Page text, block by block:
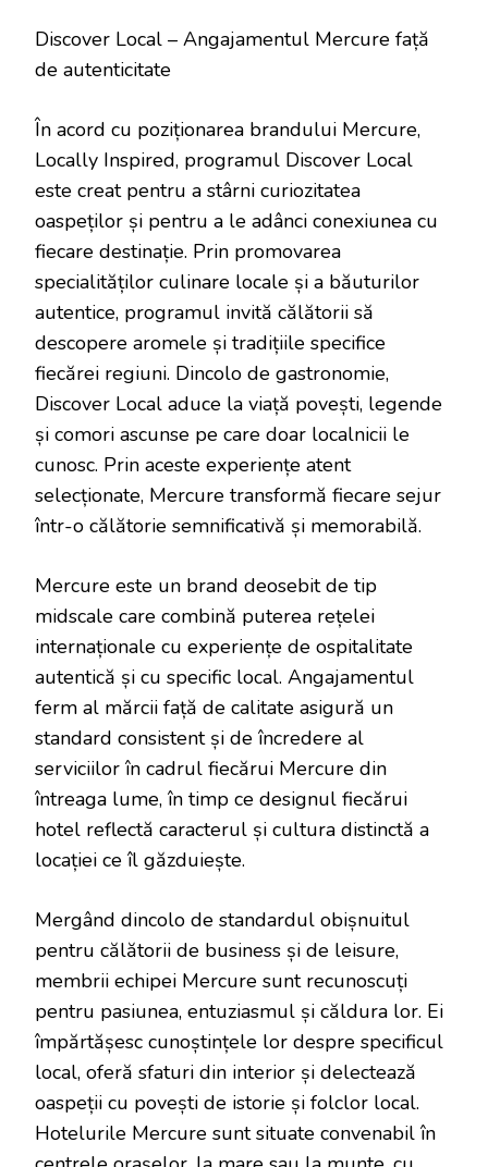
Discover Local – Angajamentul Mercure față
de autenticitate
În acord cu poziționarea brandului Mercure,
Locally Inspired, programul Discover Local
este creat pentru a stârni curiozitatea
oaspeților și pentru a le adânci conexiunea cu
fiecare destinație. Prin promovarea
specialităților culinare locale și a băuturilor
autentice, programul invită călătorii să
descopere aromele și tradițiile specifice
fiecărei regiuni. Dincolo de gastronomie,
Discover Local aduce la viață povești, legende
și comori ascunse pe care doar localnicii le
cunosc. Prin aceste experiențe atent
selecționate, Mercure transformă fiecare sejur
într-o călătorie semnificativă și memorabilă.
Mercure este un brand deosebit de tip
midscale care combină puterea rețelei
internaționale cu experiențe de ospitalitate
autentică și cu specific local. Angajamentul
ferm al mărcii față de calitate asigură un
standard consistent și de încredere al
serviciilor în cadrul fiecărui Mercure din
întreaga lume, în timp ce designul fiecărui
hotel reflectă caracterul și cultura distinctă a
locației ce îl găzduiește.
Mergând dincolo de standardul obișnuitul
pentru călătorii de business și de leisure,
membrii echipei Mercure sunt recunoscuți
pentru pasiunea, entuziasmul și căldura lor. Ei
împărtășesc cunoștințele lor despre specificul
local, oferă sfaturi din interior și delectează
oaspeții cu povești de istorie și folclor local.
Hotelurile Mercure sunt situate convenabil în